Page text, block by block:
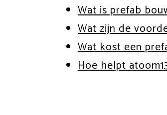
Wat is prefab
Wat zijn de
Wat kost een
Hoe helpt